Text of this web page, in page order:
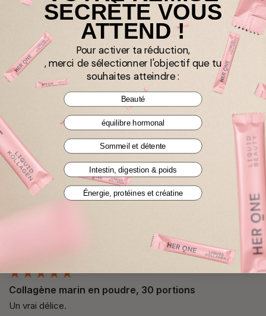
Ingrid
Karlsruhe, Allemagne
Je recommande ce produit
Collagène marin en poudre, 30 portions
Le collagène marin est très facile à mélanger à mon café du
matin et  agréable à boire
Client vérifié
Collagène marin en poudre, 30 portions
Un vrai délice.
SECRÈTE VOUS
ATTEND !
Pour activer ta réduction,
, merci de sélectionner l'objectif que tu
souhaites atteindre :
Beauté
équilibre hormonal
Sommeil et détente
Intestin, digestion & poids
Énergie, protéines et créatine